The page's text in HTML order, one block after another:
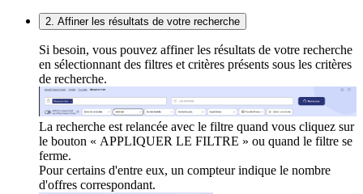
2. Affiner les résultats de votre recherche
Si besoin, vous pouvez affiner les résultats de votre recherche
en sélectionnant des filtres et critères présents sous les critères
de recherche.
La recherche est relancée avec le filtre quand vous cliquez sur
le bouton « APPLIQUER LE FILTRE » ou quand le filtre se
ferme.
Pour certains d'entre eux, un compteur indique le nombre
d'offres correspondant.